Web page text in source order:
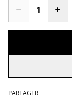
PARTAGER